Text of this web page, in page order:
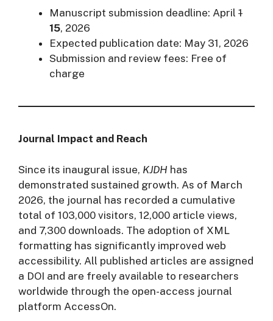
Manuscript submission deadline: April 1
15, 2026
Expected publication date: May 31, 2026
Submission and review fees: Free of
charge
Journal Impact and Reach
Since its inaugural issue, KJDH has
demonstrated sustained growth. As of March
2026, the journal has recorded a cumulative
total of 103,000 visitors, 12,000 article views,
and 7,300 downloads. The adoption of XML
formatting has significantly improved web
accessibility. All published articles are assigned
a DOI and are freely available to researchers
worldwide through the open-access journal
platform AccessOn.